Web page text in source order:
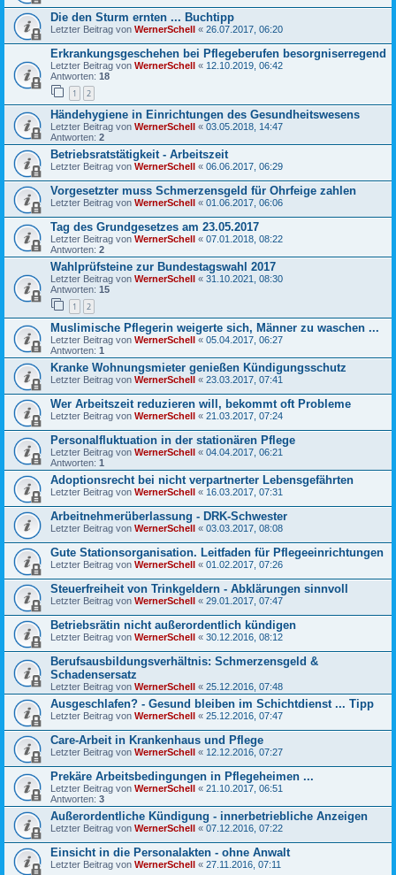
Die den Sturm ernten ... Buchtipp
Letzter Beitrag von WernerSchell « 26.07.2017, 06:20
Erkrankungsgeschehen bei Pflegeberufen besorgniserregend
Letzter Beitrag von WernerSchell « 12.10.2019, 06:42
Antworten: 18
1 2
Händehygiene in Einrichtungen des Gesundheitswesens
Letzter Beitrag von WernerSchell « 03.05.2018, 14:47
Antworten: 2
Betriebsratstätigkeit - Arbeitszeit
Letzter Beitrag von WernerSchell « 06.06.2017, 06:29
Vorgesetzter muss Schmerzensgeld für Ohrfeige zahlen
Letzter Beitrag von WernerSchell « 01.06.2017, 06:06
Tag des Grundgesetzes am 23.05.2017
Letzter Beitrag von WernerSchell « 07.01.2018, 08:22
Antworten: 2
Wahlprüfsteine zur Bundestagswahl 2017
Letzter Beitrag von WernerSchell « 31.10.2021, 08:30
Antworten: 15
1 2
Muslimische Pflegerin weigerte sich, Männer zu waschen ...
Letzter Beitrag von WernerSchell « 05.04.2017, 06:27
Antworten: 1
Kranke Wohnungsmieter genießen Kündigungsschutz
Letzter Beitrag von WernerSchell « 23.03.2017, 07:41
Wer Arbeitszeit reduzieren will, bekommt oft Probleme
Letzter Beitrag von WernerSchell « 21.03.2017, 07:24
Personalfluktuation in der stationären Pflege
Letzter Beitrag von WernerSchell « 04.04.2017, 06:21
Antworten: 1
Adoptionsrecht bei nicht verpartnerter Lebensgefährten
Letzter Beitrag von WernerSchell « 16.03.2017, 07:31
Arbeitnehmerüberlassung - DRK-Schwester
Letzter Beitrag von WernerSchell « 03.03.2017, 08:08
Gute Stationsorganisation. Leitfaden für Pflegeeinrichtungen
Letzter Beitrag von WernerSchell « 01.02.2017, 07:26
Steuerfreiheit von Trinkgeldern - Abklärungen sinnvoll
Letzter Beitrag von WernerSchell « 29.01.2017, 07:47
Betriebsrätin nicht außerordentlich kündigen
Letzter Beitrag von WernerSchell « 30.12.2016, 08:12
Berufsausbildungsverhältnis: Schmerzensgeld &
Schadensersatz
Letzter Beitrag von WernerSchell « 25.12.2016, 07:48
Ausgeschlafen? - Gesund bleiben im Schichtdienst ... Tipp
Letzter Beitrag von WernerSchell « 25.12.2016, 07:47
Care-Arbeit in Krankenhaus und Pflege
Letzter Beitrag von WernerSchell « 12.12.2016, 07:27
Prekäre Arbeitsbedingungen in Pflegeheimen ...
Letzter Beitrag von WernerSchell « 21.10.2017, 06:51
Antworten: 3
Außerordentliche Kündigung - innerbetriebliche Anzeigen
Letzter Beitrag von WernerSchell « 07.12.2016, 07:22
Einsicht in die Personalakten - ohne Anwalt
Letzter Beitrag von WernerSchell « 27.11.2016, 07:11